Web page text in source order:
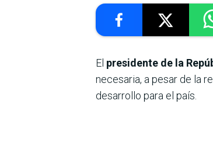
El presidente de la
necesaria, a pesar de la
desarrollo para el país.